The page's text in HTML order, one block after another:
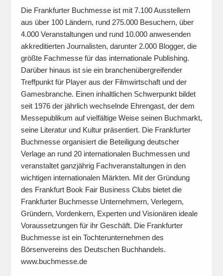
Die Frankfurter Buchmesse ist mit 7.100 Ausstellern
aus über 100 Ländern, rund 275.000 Besuchern, über
4.000 Veranstaltungen und rund 10.000 anwesenden
akkreditierten Journalisten, darunter 2.000 Blogger, die
größte Fachmesse für das internationale Publishing.
Darüber hinaus ist sie ein branchenübergreifender
Treffpunkt für Player aus der Filmwirtschaft und der
Gamesbranche. Einen inhaltlichen Schwerpunkt bildet
seit 1976 der jährlich wechselnde Ehrengast, der dem
Messepublikum auf vielfältige Weise seinen Buchmarkt,
seine Literatur und Kultur präsentiert. Die Frankfurter
Buchmesse organisiert die Beteiligung deutscher
Verlage an rund 20 internationalen Buchmessen und
veranstaltet ganzjährig Fachveranstaltungen in den
wichtigen internationalen Märkten. Mit der Gründung
des Frankfurt Book Fair Business Clubs bietet die
Frankfurter Buchmesse Unternehmern, Verlegern,
Gründern, Vordenkern, Experten und Visionären ideale
Voraussetzungen für ihr Geschäft. Die Frankfurter
Buchmesse ist ein Tochterunternehmen des
Börsenvereins des Deutschen Buchhandels.
www.buchmesse.de